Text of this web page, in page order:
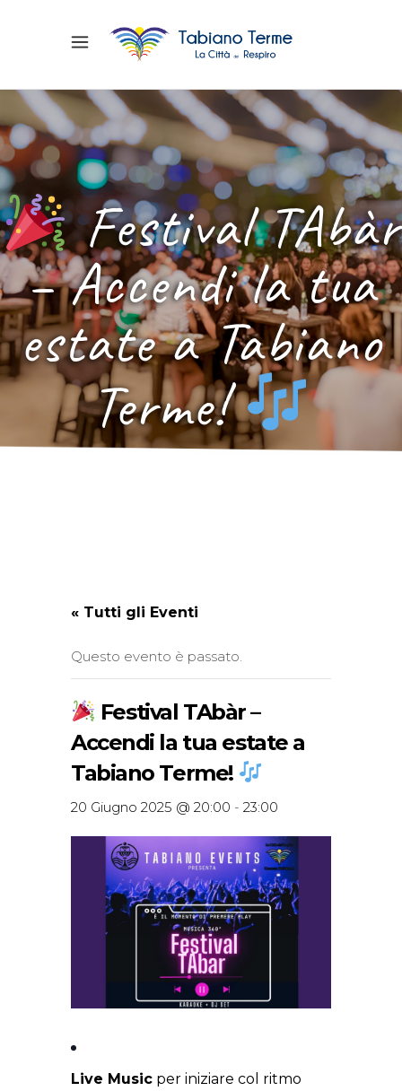
Festival TAbàr
– Accendi la tua
estate a Tabiano
Terme!
« Tutti gli Eventi
Questo evento è passato.
Festival TAbàr –
Accendi la tua estate a
Tabiano Terme!
20 Giugno 2025 @ 20:00 - 23:00
Live Music per iniziare col ritmo